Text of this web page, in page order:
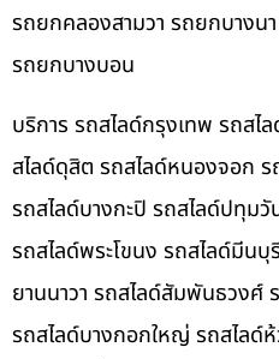
รถยกคลองสามวา รถยกบาง
รถยกบางบอน
บริการ รถสไลด์กรุงเทพ รถสไ
สไลด์ดุสิต รถสไลด์หนองจอก ร
รถสไลด์บางกะปิ รถสไลด์ปทุม
รถสไลด์พระโขนง รถสไลด์มีน
ยานนาวา รถสไลด์สัมพันธวงศ์
รถสไลด์บางกอกใหญ่ รถสไลด์